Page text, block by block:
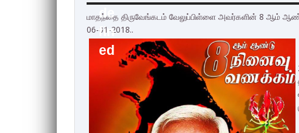
de
fin
ed
மாதந்தை திருவேங்கடம் வேலுப்பிள்ளை அவர்களின் 8 ஆம்
06-01-2018..